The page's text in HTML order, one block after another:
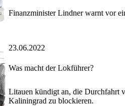
Finanzminister Lindner warnt vor
23.06.2022
Was macht der Lokführer?
Litauen kündigt an, die Durchfahrt
Kaliningrad zu blockieren.